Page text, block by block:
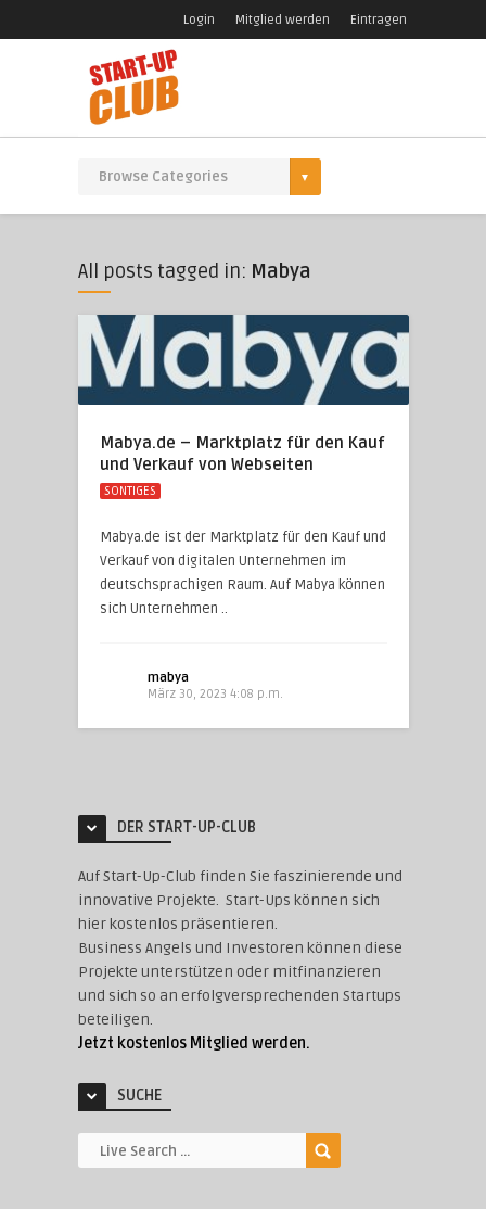
Login Mitglied werden Eintragen
All posts tagged in: Mabya
Mabya.de – Marktplatz für den Kauf
und Verkauf von Webseiten
SONTIGES
Mabya.de ist der Marktplatz für den Kauf und
Verkauf von digitalen Unternehmen im
deutschsprachigen Raum. Auf Mabya können
sich Unternehmen ..
mabya
März 30, 2023 4:08 p.m.
DER START-UP-CLUB
Auf Start-Up-Club finden Sie faszinierende und
innovative Projekte. Start-Ups können sich
hier kostenlos präsentieren.
Business Angels und Investoren können diese
Projekte unterstützen oder mitfinanzieren
und sich so an erfolgversprechenden Startups
beteiligen.
Jetzt kostenlos Mitglied werden.
SUCHE